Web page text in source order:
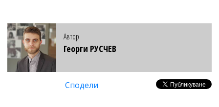
Автор
Георги РУСЧЕВ
Сподели